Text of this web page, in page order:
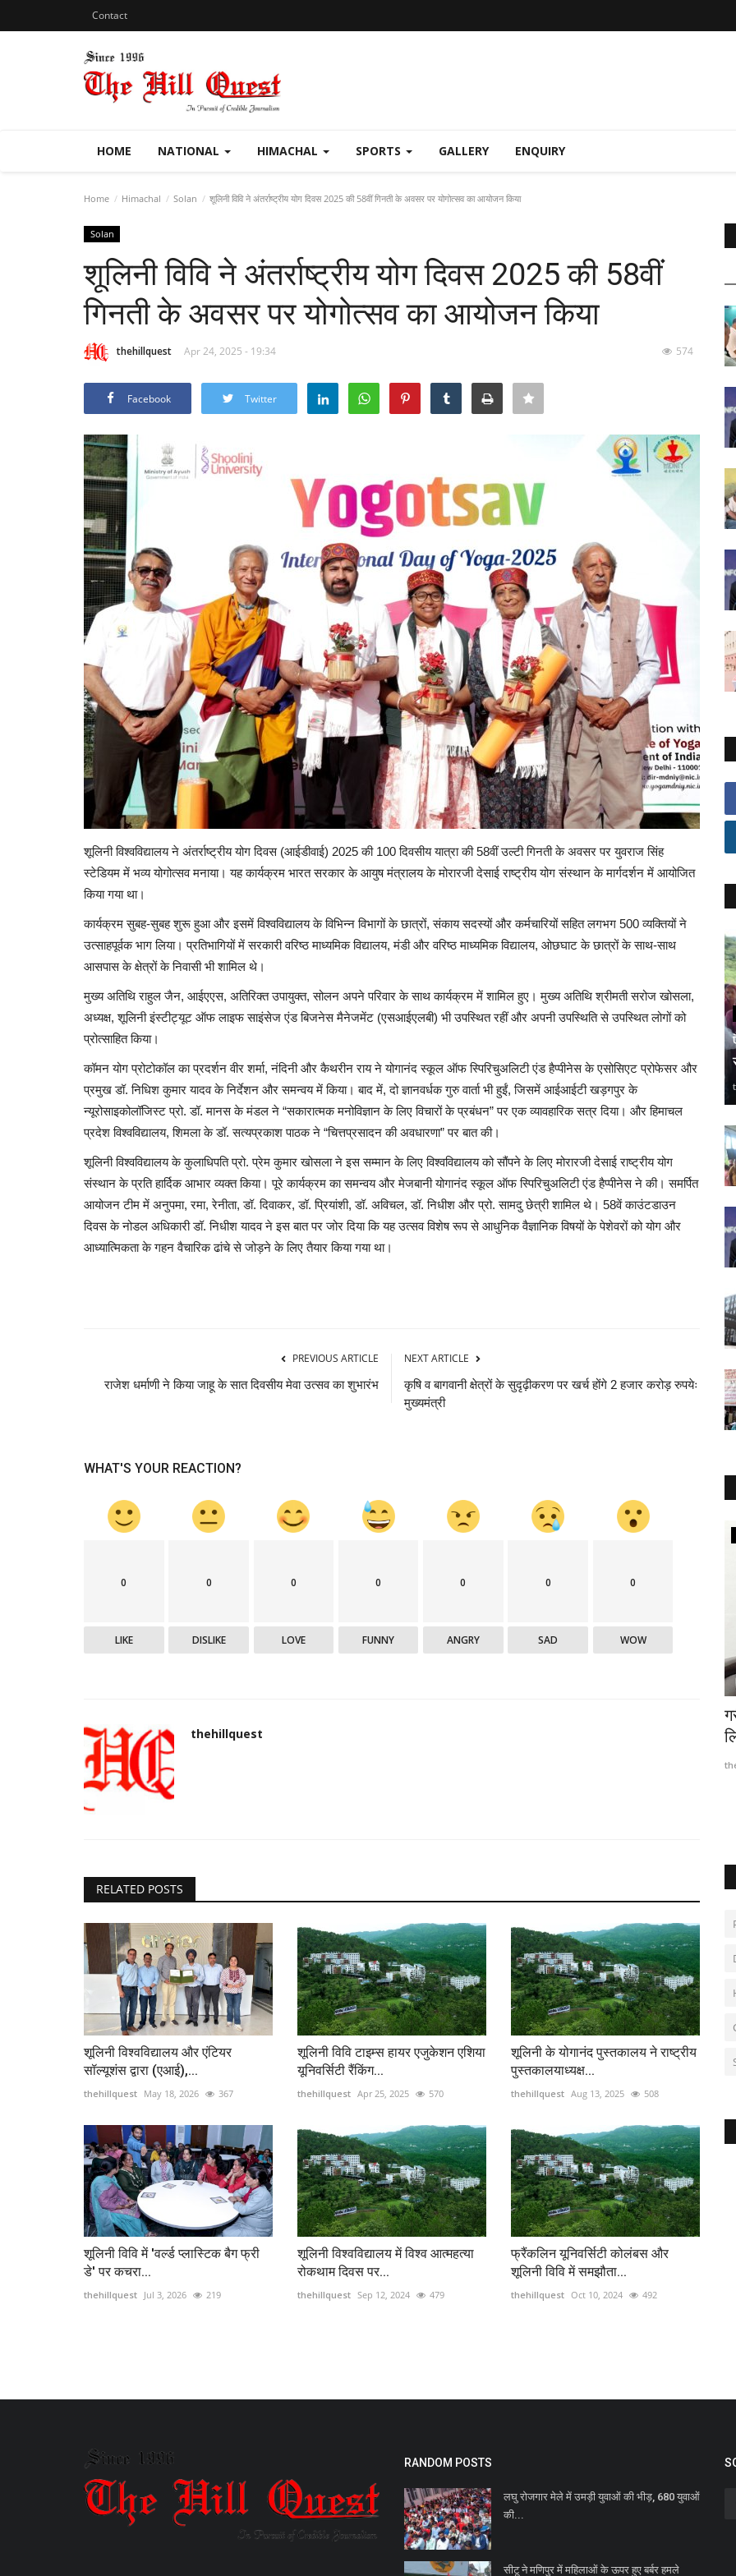
Contact
HOME NATIONAL HIMACHAL SPORTS GALLERY ENQUIRY
Home Himachal Solan शूलिनी विवि ने अंतर्राष्ट्रीय योग दिवस 2025 की 58वीं गिनती के अवसर पर योगोत्सव का आयोजन किया
Solan
शूलिनी विवि ने अंतर्राष्ट्रीय योग दिवस 2025 की 58वीं
गिनती के अवसर पर योगोत्सव का आयोजन किया
thehillquest Apr 24, 2025 - 19:34 574
Facebook Twitter
शूलिनी विश्वविद्यालय ने अंतर्राष्ट्रीय योग दिवस (आईडीवाई) 2025 की 100 दिवसीय यात्रा की 58वीं उल्टी गिनती के अवसर पर युवराज सिंह
स्टेडियम में भव्य योगोत्सव मनाया। यह कार्यक्रम भारत सरकार के आयुष मंत्रालय के मोरारजी देसाई राष्ट्रीय योग संस्थान के मार्गदर्शन में आयोजित
किया गया था।
कार्यक्रम सुबह-सुबह शुरू हुआ और इसमें विश्वविद्यालय के विभिन्न विभागों के छात्रों, संकाय सदस्यों और कर्मचारियों सहित लगभग 500 व्यक्तियों ने
उत्साहपूर्वक भाग लिया। प्रतिभागियों में सरकारी वरिष्ठ माध्यमिक विद्यालय, मंडी और वरिष्ठ माध्यमिक विद्यालय, ओछघाट के छात्रों के साथ-साथ
आसपास के क्षेत्रों के निवासी भी शामिल थे।
मुख्य अतिथि राहुल जैन, आईएएस, अतिरिक्त उपायुक्त, सोलन अपने परिवार के साथ कार्यक्रम में शामिल हुए। मुख्य अतिथि श्रीमती सरोज खोसला,
अध्यक्ष, शूलिनी इंस्टीट्यूट ऑफ लाइफ साइंसेज एंड बिजनेस मैनेजमेंट (एसआईएलबी) भी उपस्थित रहीं और अपनी उपस्थिति से उपस्थित लोगों को
प्रोत्साहित किया।
कॉमन योग प्रोटोकॉल का प्रदर्शन वीर शर्मा, नंदिनी और कैथरीन राय ने योगानंद स्कूल ऑफ स्पिरिचुअलिटी एंड हैप्पीनेस के एसोसिएट प्रोफेसर और
प्रमुख डॉ. निधिश कुमार यादव के निर्देशन और समन्वय में किया। बाद में, दो ज्ञानवर्धक गुरु वार्ता भी हुईं, जिसमें आईआईटी खड़गपुर के
न्यूरोसाइकोलॉजिस्ट प्रो. डॉ. मानस के मंडल ने “सकारात्मक मनोविज्ञान के लिए विचारों के प्रबंधन” पर एक व्यावहारिक सत्र दिया। और हिमाचल
प्रदेश विश्वविद्यालय, शिमला के डॉ. सत्यप्रकाश पाठक ने “चित्तप्रसादन की अवधारणा” पर बात की।
शूलिनी विश्वविद्यालय के कुलाधिपति प्रो. प्रेम कुमार खोसला ने इस सम्मान के लिए विश्वविद्यालय को सौंपने के लिए मोरारजी देसाई राष्ट्रीय योग
संस्थान के प्रति हार्दिक आभार व्यक्त किया। पूरे कार्यक्रम का समन्वय और मेजबानी योगानंद स्कूल ऑफ स्पिरिचुअलिटी एंड हैप्पीनेस ने की। समर्पित
आयोजन टीम में अनुपमा, रमा, रेनीता, डॉ. दिवाकर, डॉ. प्रियांशी, डॉ. अविचल, डॉ. निधीश और प्रो. सामदु छेत्री शामिल थे। 58वें काउंटडाउन
दिवस के नोडल अधिकारी डॉ. निधीश यादव ने इस बात पर जोर दिया कि यह उत्सव विशेष रूप से आधुनिक वैज्ञानिक विषयों के पेशेवरों को योग और
आध्यात्मिकता के गहन वैचारिक ढांचे से जोड़ने के लिए तैयार किया गया था।
PREVIOUS ARTICLE
राजेश धर्माणी ने किया जाहू के सात दिवसीय मेवा उत्सव का शुभारंभ
NEXT ARTICLE
कृषि व बागवानी क्षेत्रों के सुदृढ़ीकरण पर खर्च होंगे 2 हजार करोड़ रुपयेः
मुख्यमंत्री
WHAT'S YOUR REACTION?
0
LIKE
0
DISLIKE
0
LOVE
0
FUNNY
0
ANGRY
0
SAD
0
WOW
thehillquest
RELATED POSTS
शूलिनी विश्वविद्यालय और एंटियर
सॉल्यूशंस द्वारा (एआई),...
thehillquest May 18, 2026 367
शूलिनी विवि टाइम्स हायर एजुकेशन एशिया
यूनिवर्सिटी रैंकिंग...
thehillquest Apr 25, 2025 570
शूलिनी के योगानंद पुस्तकालय ने राष्ट्रीय
पुस्तकालयाध्यक्ष...
thehillquest Aug 13, 2025 508
शूलिनी विवि में 'वर्ल्ड प्लास्टिक बैग फ्री
डे' पर कचरा...
thehillquest Jul 3, 2026 219
शूलिनी विश्वविद्यालय में विश्व आत्महत्या
रोकथाम दिवस पर...
thehillquest Sep 12, 2024 479
फ्रैंकलिन यूनिवर्सिटी कोलंबस और
शूलिनी विवि में समझौता...
thehillquest Oct 10, 2024 492
होता है तो उद्घाटन...
thehillquest
• हले एक परियोजना को पूरा होने में 30 से 40 साल लगते थे। • आदरणीय
Hamirpur
RANDOM POSTS
लघु रोजगार मेले में उमड़ी युवाओं की भीड़, 680 युवाओं
की...
सीटू ने मणिपुर में महिलाओं के ऊपर हुए बर्बर हमले